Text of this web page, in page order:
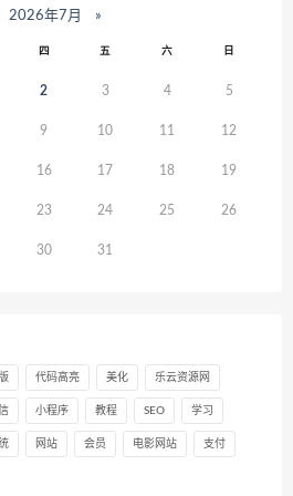
2026年7月 »
四 五 六 日
2 3 4 5
9 10 11 12
16 17 18 19
23 24 25 26
30 31
代码高亮 美化 乐云资源网
小程序 教程 SEO 学习
网站 会员 电影网站 支付